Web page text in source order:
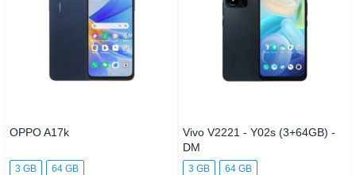
OPPO A17k
3 GB 64 GB
Vivo V2221 - Y02s (3+64GB) -
DM
3 GB 64 GB